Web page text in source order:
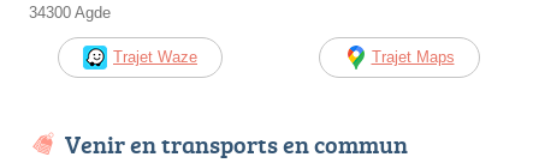
34300 Agde
Trajet Waze Trajet Maps
Venir en transports en commun